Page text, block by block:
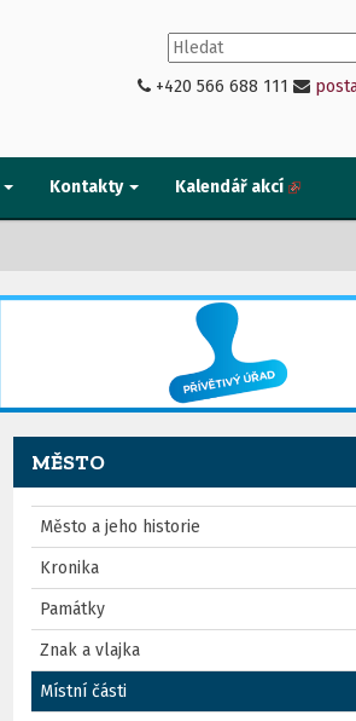
+420 566 688 111
Kontakty Kalendář akcí
MĚSTO
Město a jeho historie
Kronika
Památky
Znak a vlajka
Místní části